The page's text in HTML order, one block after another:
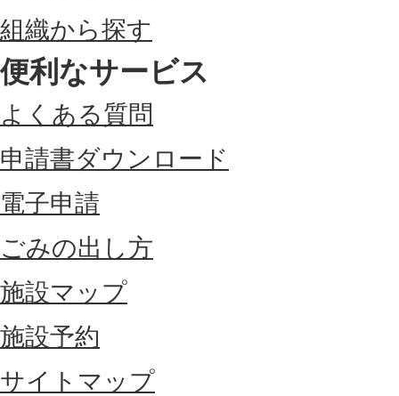
組織から探す
便利なサービス
よくある質問
申請書ダウンロード
電子申請
ごみの出し方
施設マップ
施設予約
サイトマップ